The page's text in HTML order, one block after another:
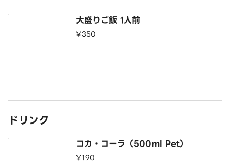
大盛りご飯 1人前
¥350
ドリンク
コカ・コーラ（500ml Pet）
¥190